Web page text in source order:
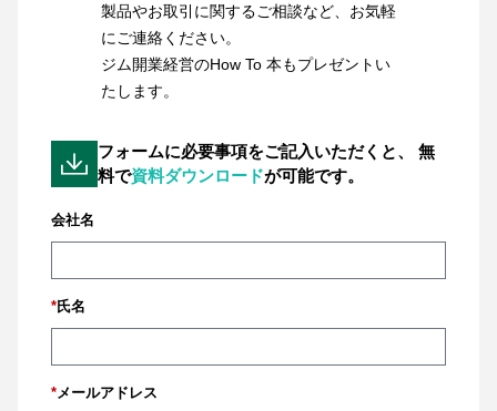
製品やお取引に関するご相談など、お気軽
にご連絡ください。
ジム開業経営のHow To 本もプレゼントい
たします。
フォームに必要事項をご記入いただくと、
無
料で資料ダウンロードが可能です。
会社名
*氏名
* メールアドレス